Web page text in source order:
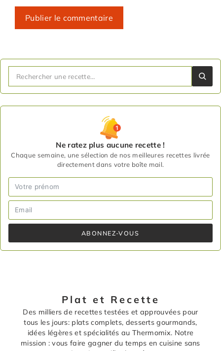
Ne ratez plus aucune recette !
Chaque semaine, une sélection de nos meilleures recettes livrée
directement dans votre boîte mail.
ABONNEZ-VOUS
Plat et Recette
Des milliers de recettes testées et approuvées pour
tous les jours: plats complets, desserts gourmands,
idées légères et spécialités au Thermomix. Notre
mission : vous faire gagner du temps en cuisine sans